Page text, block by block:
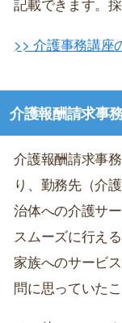
>> 介護事務講座
介護報酬請求事
介護報酬請求事
り、勤務先（介
治体への介護サ
スムーズに行え
家族へのサービ
問に思っていた